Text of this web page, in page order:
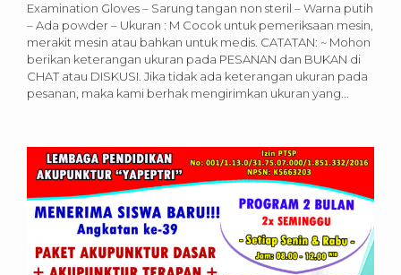
Examination Gloves – Sarung tangan non steril – Warna putih
– Ada powder – Ukuran : M Cocok untuk pemeriksaan mesin,
merakit mesin atau bahkan untuk medis. CATATAN: ~ Mohon
berikan keterangan ukuran pada PESANAN dan BUKAN di
CHAT atau DISKUSI. Jika tidak ada keterangan ukuran pada
pesanan, maka kami berhak mengirimkan ukuran yang...